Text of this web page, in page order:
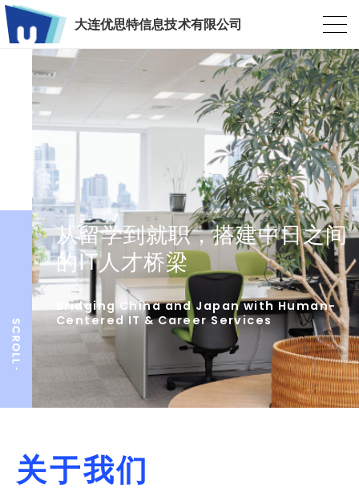
大连优思特信息技术有限公司
从留学到就职，搭建中日之间
的IT人才桥梁
Bridging China and Japan with Human-
Centered IT & Career Services
关于我们